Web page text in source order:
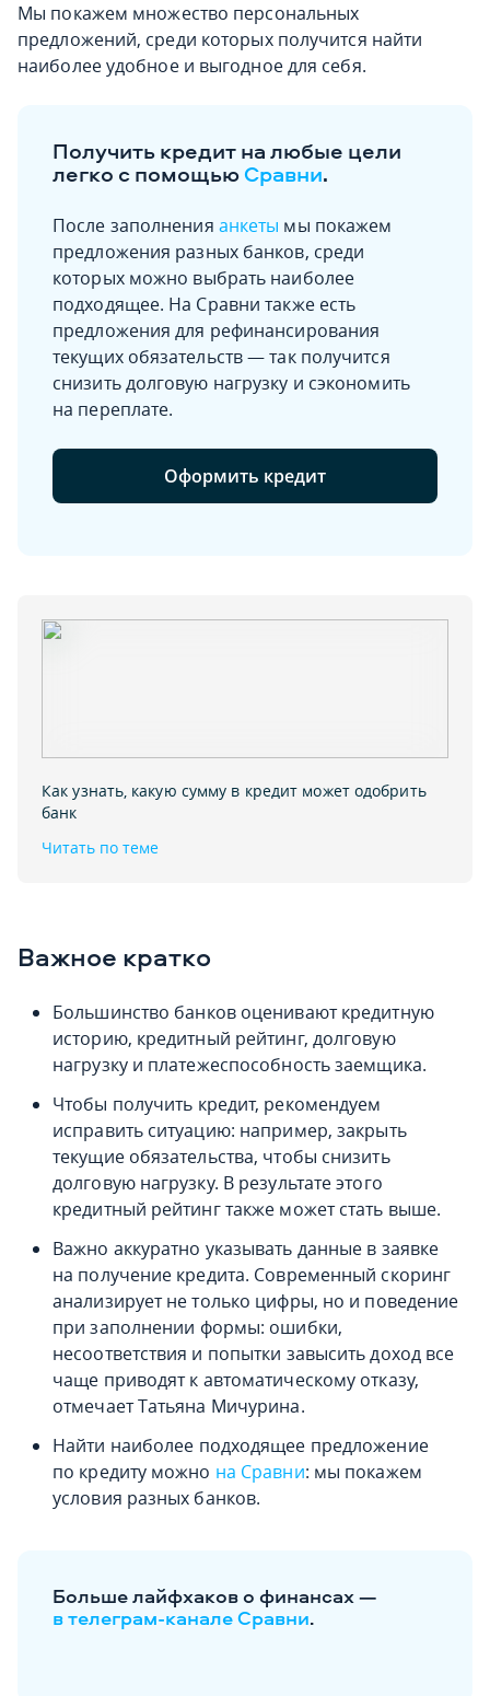
Мы покажем множество персональных
предложений, среди которых получится найти
наиболее удобное и выгодное для себя.
Получить кредит на любые цели
легко с помощьюСравни.
После заполнения анкеты мы покажем
предложения разных банков, среди
которых можно выбрать наиболее
подходящее. На Сравни также есть
предложения для рефинансирования
текущих обязательств — так получится
снизить долговую нагрузку и сэкономить
на переплате.
Оформить кредит
Как узнать‚ какую сумму в кредит может одобрить
банк
Читать по теме
Важное кратко
Большинство банков оценивают кредитную
историю, кредитный рейтинг, долговую
нагрузку и платежеспособность заемщика.
Чтобы получить кредит, рекомендуем
исправить ситуацию: например, закрыть
текущие обязательства, чтобы снизить
долговую нагрузку. В результате этого
кредитный рейтинг также может стать выше.
Важно аккуратно указывать данные в заявке
на получение кредита. Современный скоринг
анализирует не только цифры, но и поведение
при заполнении формы: ошибки,
несоответствия и попытки завысить доход все
чаще приводят к автоматическому отказу,
отмечает Татьяна Мичурина.
Найти наиболее подходящее предложение
по кредиту можно на Сравни: мы покажем
условия разных банков.
Больше лайфхаков о финансах —
в телеграм-канале Сравни.